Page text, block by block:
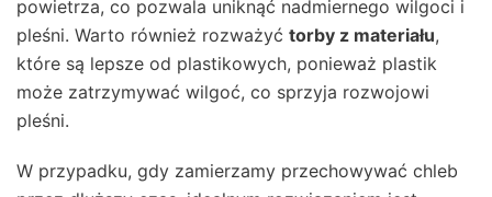
powietrza, co pozwala uniknąć nadmiernego wilgoci i
pleśni. Warto również rozważyć torby z materiału,
które są lepsze od plastikowych, ponieważ plastik
może zatrzymywać wilgoć, co sprzyja rozwojowi
pleśni.
W przypadku, gdy zamierzamy przechowywać chleb